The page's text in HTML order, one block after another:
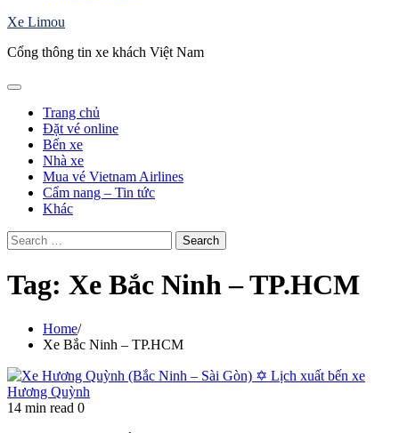
Xe Limou
Cổng thông tin xe khách Việt Nam
Trang chủ
Đặt vé online
Bến xe
Nhà xe
Mua vé Vietnam Airlines
Cẩm nang – Tin tức
Khác
Search
for:
Tag: Xe Bắc Ninh – TP.HCM
Home
Xe Bắc Ninh – TP.HCM
14 min read 0